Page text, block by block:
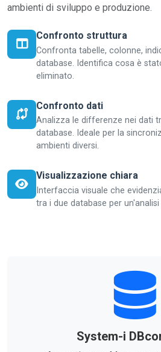
ambienti di sviluppo e produzione.
Confronto struttura
Confronta tabelle, colonne,
database. Identifica cosa è
eliminato.
Confronto dati
Analizza le differenze nei dati
database. Ideale per la
ambienti diversi.
Visualizzazione chiara
Interfaccia visuale che
tra i due database per
System-i